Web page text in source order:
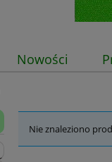
Nowości
Nie znaleziono